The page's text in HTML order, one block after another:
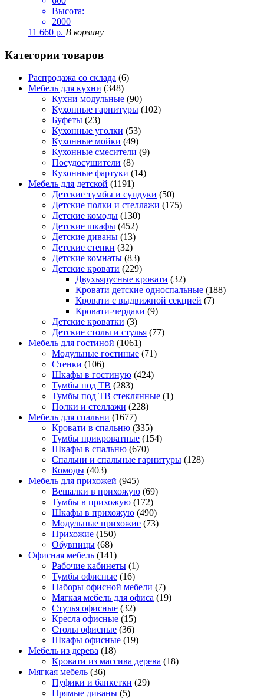
Высота:
2000
11 660 р. В корзину
Категории товаров
Распродажа со склада (6)
Мебель для кухни (348)
Кухни модульные (90)
Кухонные гарнитуры (102)
Буфеты (23)
Кухонные уголки (53)
Кухонные мойки (49)
Кухонные смесители (9)
Посудосушители (8)
Кухонные фартуки (14)
Мебель для детской (1191)
Детские тумбы и сундуки (50)
Детские полки и стеллажи (175)
Детские комоды (130)
Детские шкафы (452)
Детские диваны (13)
Детские стенки (32)
Детские комнаты (83)
Детские кровати (229)
Двухъярусные кровати (32)
Кровати детские односпальные (188)
Кровати с выдвижной секцией (7)
Кровати-чердаки (9)
Детские кроватки (3)
Детские столы и стулья (77)
Мебель для гостиной (1061)
Модульные гостиные (71)
Стенки (106)
Шкафы в гостиную (424)
Тумбы под ТВ (283)
Тумбы под ТВ стеклянные (1)
Полки и стеллажи (228)
Мебель для спальни (1677)
Кровати в спальню (335)
Тумбы прикроватные (154)
Шкафы в спальню (670)
Спальни и спальные гарнитуры (128)
Комоды (403)
Мебель для прихожей (945)
Вешалки в прихожую (69)
Тумбы в прихожую (172)
Шкафы в прихожую (490)
Модульные прихожие (73)
Прихожие (150)
Обувницы (68)
Офисная мебель (141)
Рабочие кабинеты (1)
Тумбы офисные (16)
Наборы офисной мебели (7)
Мягкая мебель для офиса (19)
Стулья офисные (32)
Кресла офисные (15)
Столы офисные (36)
Шкафы офисные (19)
Мебель из дерева (18)
Кровати из массива дерева (18)
Мягкая мебель (36)
Пуфики и банкетки (29)
Прямые диваны (5)